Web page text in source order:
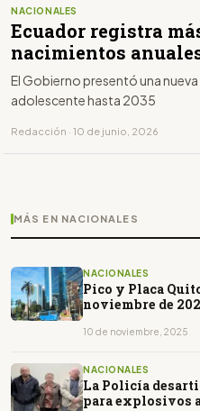
NACIONALES
Ecuador registra
nacimientos
El Gobierno presentó una
adolescente hasta 2035
Redacción · 10 de junio, 2026
MÁS EN NACIONALES
NACIONALES
Pico y Placa
noviembre de
10 de noviembre, 2025
NACIONALES
La Policía
para explosivos